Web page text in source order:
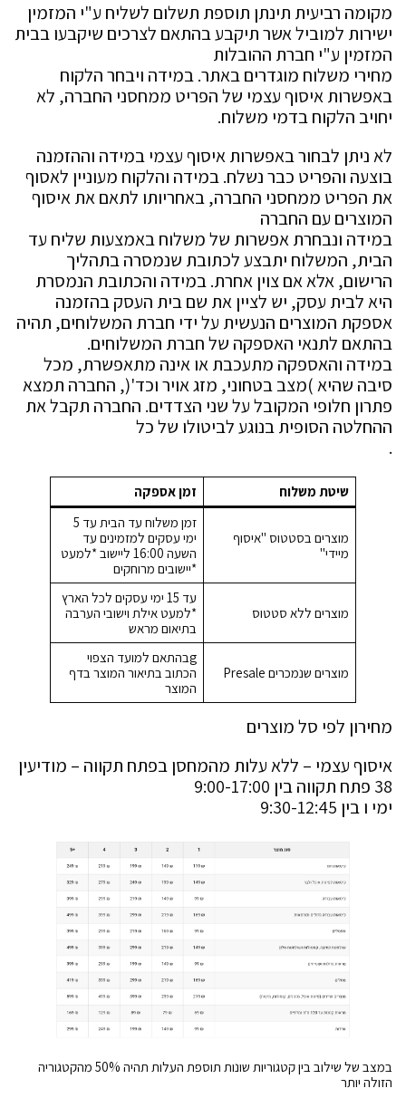
מקומה רביעית תינתן תוספת תשלום לשליח ע"י המזמין
ישירות למוביל אשר תיקבע בהתאם לצרכים שיקבעו בבית
המזמין ע"י חברת ההובלות
מחירי משלוח מוגדרים באתר. במידה ויבחר הלקוח
באפשרות איסוף עצמי של הפריט ממחסני החברה, לא
יחויב הלקוח בדמי משלוח.
לא ניתן לבחור באפשרות איסוף עצמי במידה וההזמנה
בוצעה והפריט כבר נשלח. במידה והלקוח מעוניין לאסוף
את הפריט ממחסני החברה, באחריותו לתאם את איסוף
המוצרים עם החברה
במידה ונבחרת אפשרות של משלוח באמצעות שליח עד
הבית, המשלוח יתבצע לכתובת שנמסרה בתהליך
הרישום, אלא אם צוין אחרת. במידה והכתובת הנמסרת
היא לבית עסק, יש לציין את שם בית העסק בהזמנה
אספקת המוצרים הנעשית על ידי חברת המשלוחים, תהיה
בהתאם לתנאי האספקה של חברת המשלוחים.
במידה והאספקה מתעכבת או אינה מתאפשרת, מכל
סיבה שהיא )מצב בטחוני, מזג אויר וכד'(, החברה תמצא
פתרון חלופי המקובל על שני הצדדים. החברה תקבל את
ההחלטה הסופית בנוגע לביטולו של כל
.
שיטת משלוח זמן אספקה
מוצרים בסטטוס "איסוף
מיידי"
זמן משלוח עד הבית עד 5
ימי עסקים למזמינים עד
השעה 16:00 ליישוב *למעט
*יישובים מרוחקים
מוצרים ללא סטטוס
עד 15 ימי עסקים לכל הארץ
*למעט אילת וישובי הערבה
בתיאום מראש
מוצרים שנמכרים Presale
gבהתאם למועד הצפוי
הכתוב בתיאור המוצר בדף
המוצר
מחירון לפי סל מוצרים
איסוף עצמי – ללא עלות מהמחסן בפתח תקווה – מודיעין
38 פתח תקווה בין 9:00-17:00
ימי ו בין 9:30-12:45
במצב של שילוב בין קטגוריות שונות תוספת העלות תהיה 50% מהקטגוריה
הזולה יותר